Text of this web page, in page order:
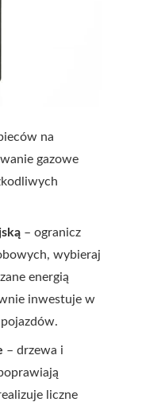
na
gazowe
– ogranicz
wybieraj
energią
inwestuje w
– drzewa i
liczne